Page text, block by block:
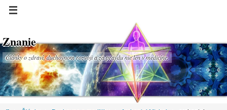
Znanie
Články o zdraví, duchovnom rozvoji a za pravdu nie len v medicíne.